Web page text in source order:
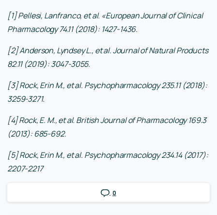
[1] Pellesi, Lanfranco, et al. «European Journal of Clinical
Pharmacology 74.11 (2018): 1427-1436.
[2] Anderson, Lyndsey L., et al. Journal of Natural Products
82.11 (2019): 3047-3055.
[3] Rock, Erin M., et al. Psychopharmacology 235.11 (2018):
3259-3271.
[4] Rock, E. M., et al. British Journal of Pharmacology 169.3
(2013): 685-692.
[5] Rock, Erin M., et al. Psychopharmacology 234.14 (2017):
2207-2217
0